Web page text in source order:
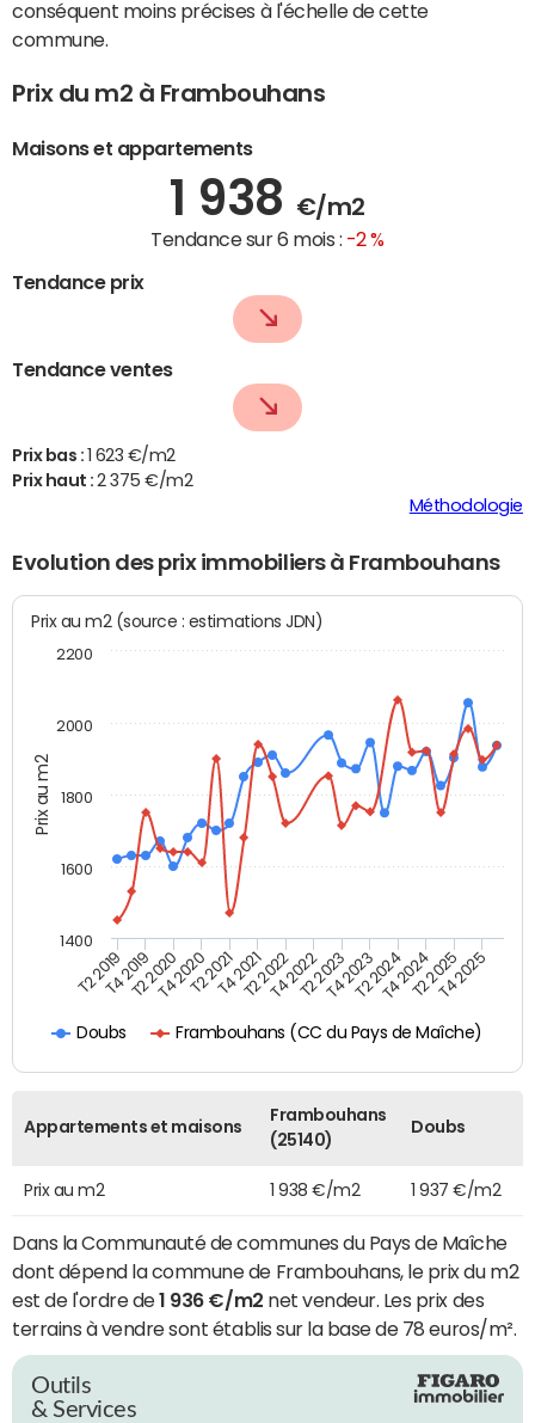
conséquent moins précises à l'échelle de cette
commune.
Prix du m2 à Frambouhans
Maisons et appartements
1 938 €/m2
Tendance sur 6 mois : -2 %
Tendance prix
Tendance ventes
Prix bas :
1 623 €/m2
Prix haut :2 375 €/m2
Méthodologie
Evolution des prix immobiliers à Frambouhans
Prix au m2
Prix au m2 (source : estimations JDN)
Doubs Frambouhans (CC du Pays de Maîche)
T2 2019T4 2019T2 2020T4 2020T2 2021T4 2021T2 2022T4 2022T2 2023T4 2023T2 2024T4 2024T2 2025T4 2025
1400
1600
1800
2000
2200
Appartements et maisons
Frambouhans
(25140)
Doubs
Prix au m2 1 938 €/m2 1 937 €/m2
Dans la Communauté de communes du Pays de Maîche
dont dépend la commune de Frambouhans, le prix du m2
est de l'ordre de1 936 €/m2 net vendeur. Les prix des
terrains à vendre sont établis sur la base de 78 euros/m².
Outils
& Services